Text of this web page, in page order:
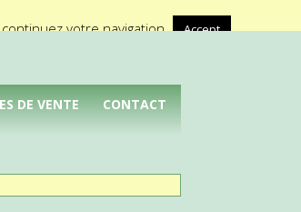
A propos de Médical Promotion
DE VENTE CONTACT
votre navigation. Accept